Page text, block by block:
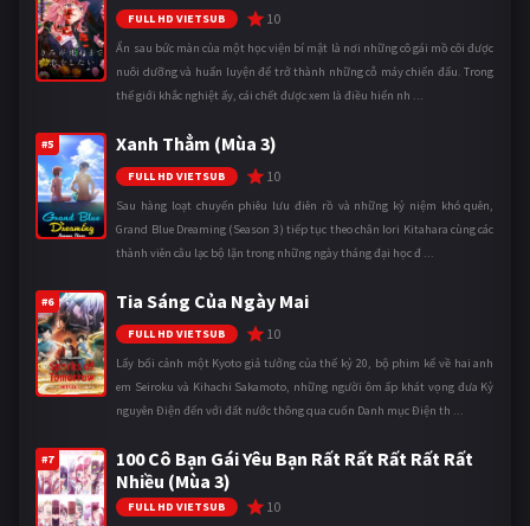
FULL HD VIETSUB 10
Ẩn sau bức màn của một học viện bí mật là nơi những cô gái mồ côi được
nuôi dưỡng và huấn luyện để trở thành những cỗ máy chiến đấu. Trong
thế giới khắc nghiệt ấy, cái chết được xem là điều hiển nh ...
#5 Xanh Thẳm (Mùa 3)
FULL HD VIETSUB 10
Sau hàng loạt chuyến phiêu lưu điên rồ và những kỷ niệm khó quên,
Grand Blue Dreaming (Season 3) tiếp tục theo chân Iori Kitahara cùng các
thành viên câu lạc bộ lặn trong những ngày tháng đại học đ ...
#6 Tia Sáng Của Ngày Mai
FULL HD VIETSUB 10
Lấy bối cảnh một Kyoto giả tưởng của thế kỷ 20, bộ phim kể về hai anh
em Seiroku và Kihachi Sakamoto, những người ôm ấp khát vọng đưa Kỷ
nguyên Điện đến với đất nước thông qua cuốn Danh mục Điện th ...
#7
100 Cô Bạn Gái Yêu Bạn Rất Rất Rất Rất Rất
Nhiều (Mùa 3)
FULL HD VIETSUB 10